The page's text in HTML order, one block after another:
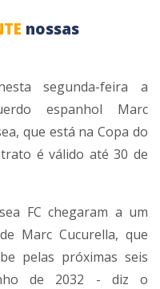
nossas
segunda-feira a
espanhol Marc
que está na Copa do
é válido até 30 de
FC chegaram a um
Marc Cucurella, que
pelas próximas seis
de 2032 - diz o